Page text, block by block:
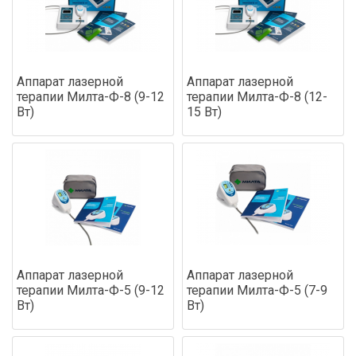
Аппарат лазерной
терапии Милта-Ф-8 (9-12
Вт)
Аппарат лазерной
терапии Милта-Ф-8 (12-
15 Вт)
Аппарат лазерной
терапии Милта-Ф-5 (9-12
Вт)
Аппарат лазерной
терапии Милта-Ф-5 (7-9
Вт)